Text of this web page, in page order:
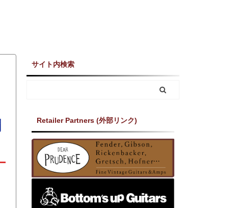
サイト内検索
Retailer Partners (外部リンク)